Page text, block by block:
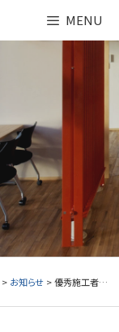
MENU
> お知らせ > 優秀施工者国土交通大臣顕彰（建設マスター）受賞（福島民報10.2付）